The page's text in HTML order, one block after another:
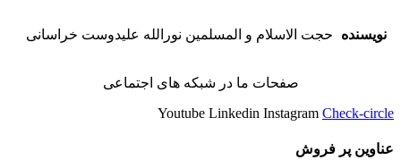
نویسنده حجت الاسلام و المسلمین نورالله علیدوست خراسانی
صفحات ما در شبکه های اجتماعی
Youtube Linkedin Instagram Check-circle
عناوین پر فروش